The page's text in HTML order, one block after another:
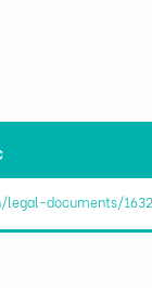
legal-documents/